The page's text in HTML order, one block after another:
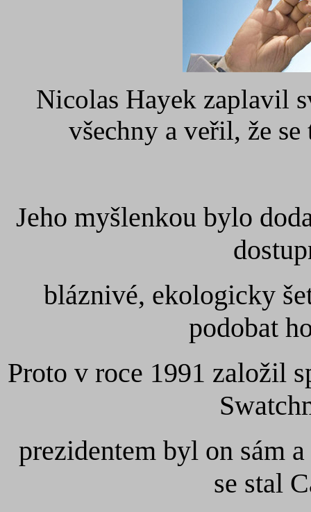
Nicolas Hayek zaplavil
všechny a veřil, že
Jeho myšlenkou bylo
bláznivé, ekologicky
podobat
Proto v roce 1991 založil
prezidentem byl on sám
se stal